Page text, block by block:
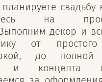
на
декор и
от
до полной
и концепта